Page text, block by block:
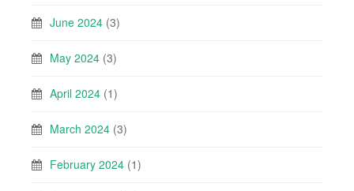
June 2024 (3)
May 2024 (3)
April 2024 (1)
March 2024 (3)
February 2024 (1)